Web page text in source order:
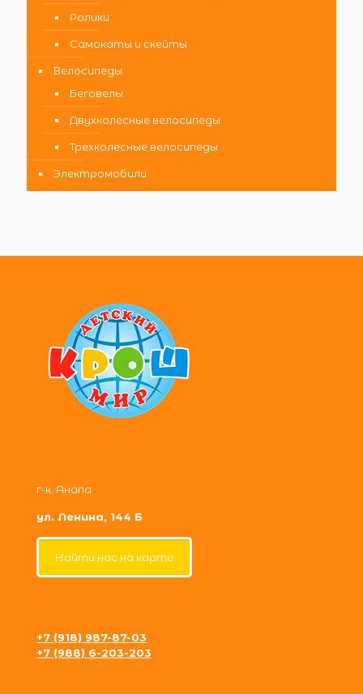
Ролики
Самокаты и скейты
Велосипеды
Беговелы
Двухколесные велосипеды
Трехколесные велосипеды
Электромобили
г-к. Анапа
ул. Ленина, 144 Б
Найти нас на карте
+7 (918) 987-87-03
+7 (988) 6-203-203